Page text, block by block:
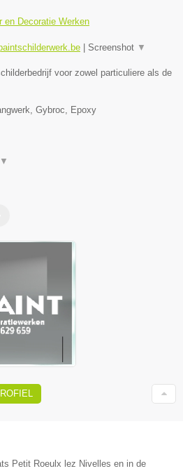
en Decoratie Werken
| Screenshot ▼
voor zowel particuliere als de
Gybroc, Epoxy
▼
Petit Roeulx lez Nivelles en in de